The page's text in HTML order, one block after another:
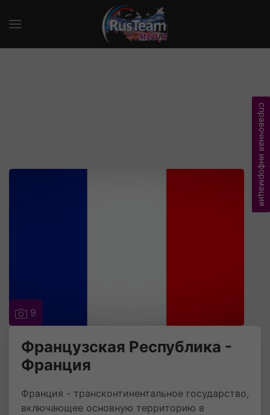
9
Французская Республика -
Франция
Франция - трансконтинентальное государство,
включающее основную территорию в
справочная информация